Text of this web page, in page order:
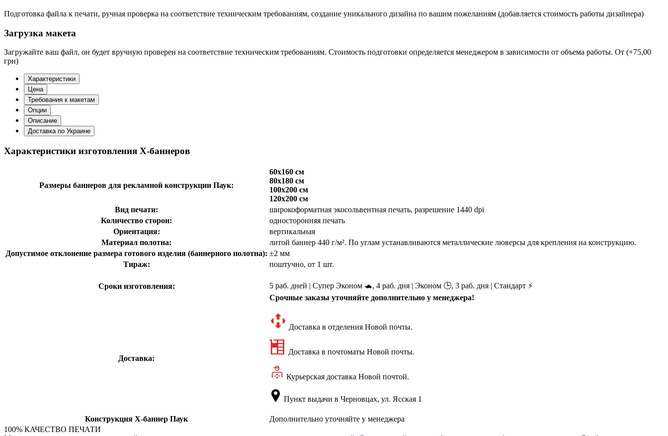
Подготовка файла к печати, ручная проверка на соответствие техническим требованиям, создание уникального дизайна по вашим пожеланиям (добавляется стоимость работы дизайнера)
Загрузка макета
Загружайте ваш файл, он будет вручную проверен на соответствие техническим требованиям. Стоимость подготовки определяется менеджером в зависимости от объема работы. От (+75,00
грн)
Характеристики
Цена
Требования к макетам
Опции
Описание
Доставка по Украине
Характеристики изготовления Х-баннеров
Размеры баннеров для рекламной конструкции Паук:
60х160 см
80х180 см
100х200 см
120х200 см
Вид печати:
широкоформатная экосольвентная печать, разрешение 1440 dpi
Количество сторон:
односторонняя печать
Ориентация:
вертикальная
Материал полотна:
литой баннер 440 г/м². По углам устанавливаются металлические люверсы для крепления на конструкцию.
Допустимое отклонение размера готового изделия (баннерного полотна): ±2 мм
Тираж:
поштучно, от 1 шт.
Сроки изготовления:
5 раб. дней | Супер Эконом 🐢, 4 раб. дня | Эконом 🕒, 3 раб. дня | Стандарт ⚡
Срочные заказы уточняйте дополнительно у менеджера!
Доставка:
Доставка в отделения Новой почты.
Доставка в почтоматы Новой почты.
Курьерская доставка Новой почтой.
Пункт выдачи в Черновцах, ул. Ясская 1
Конструкция X-баннер Паук
Дополнительно уточняйте у менеджера
100% КАЧЕСТВО ПЕЧАТИ